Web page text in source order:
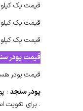
قیمت یک کیلو سنجد
قیمت یک کیلو
قیمت یک
قیمت پودر
قیمت پودر هسته
پودر سنجد:
. برای تقویت